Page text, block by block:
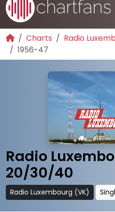
Charts
Radio
1956-47
Radio
20/30/40
Radio Luxembourg (VK)